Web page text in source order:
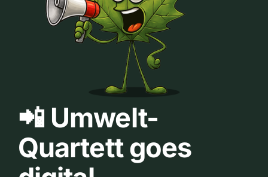
📲 Umwelt-
Quartett goes